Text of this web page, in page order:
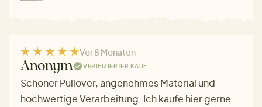
Vor 8 Monaten
Anonym VERIFIZIERTER KAUF
Schöner Pullover, angenehmes Material und
hochwertige Verarbeitung. Ich kaufe hier gerne